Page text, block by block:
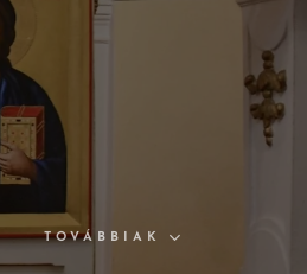
TOVÁBBIAK